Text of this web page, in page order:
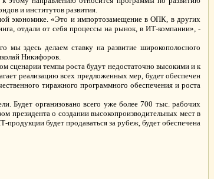
и институтов развития.
экономике. «Это и импортозамещение в ОПК, в других
отдали от себя процессы на рынок, в ИТ-компании», -
мы здесь делаем ставку на развитие широкополосного
Никифоров.
сценарии темпы роста будут недостаточно высокими и к
реализацию всех предложенных мер, будет обеспечен
тиражного программного обеспечения и роста
Будет организовано всего уже более 700 тыс. рабочих
президента о создании высокопроизводительных мест в
будет продаваться за рубеж, будет обеспечена